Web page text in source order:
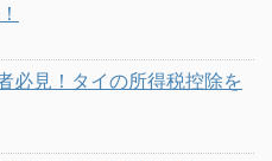
必見！タイの所得税控除を